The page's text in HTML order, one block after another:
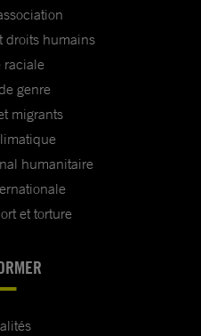
droits humains
raciale
genre
migrants
humanitaire
et torture